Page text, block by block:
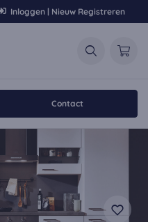
Inloggen | Nieuw Registreren
Contact